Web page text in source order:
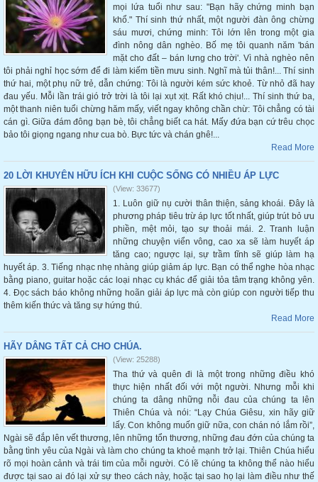
mọi lứa tuổi như sau: "Bạn hãy chứng minh bạn
khổ." Thí sinh thứ nhất, một người đàn ông chừng
sáu mươi, chứng minh: Tôi lớn lên trong một gia
đình nông dân nghèo. Bố mẹ tôi quanh năm 'bán
mặt cho đất – bán lưng cho trời'. Vì nhà nghèo nên
tôi phải nghỉ học sớm để đi làm kiếm tiền mưu sinh. Nghĩ mà tủi thân!... Thí sinh
thứ hai, một phụ nữ trẻ, dẫn chứng: Tôi là người kém sức khoẻ. Từ nhỏ đã hay
đau yếu. Mỗi lần trái gió trở trời là tôi lại xụt xịt. Rất khó chịu!... Thí sinh thứ ba,
một thanh niên tuổi chừng hăm mấy, viết ngay không chần chừ: Tôi chẳng có tài
cán gì. Giữa đám đông bạn bè, tôi chẳng biết ca hát. Mấy đứa bạn cứ trêu chọc
bảo tôi giọng ngang như cua bò. Bực tức và chán ghê!...
Read More
20 LỜI KHUYÊN HỮU ÍCH KHI CUỘC SỐNG CÓ NHIỀU ÁP LỰC
(View: 33677)
1. Luôn giữ nụ cười thân thiện, sảng khoái. Đây là
phương pháp tiêu trừ áp lực tốt nhất, giúp trút bỏ ưu
phiền, mệt mỏi, tạo sự thoải mái. 2. Tranh luận
những chuyện viển vông, cao xa sẽ làm huyết áp
tăng cao; ngược lại, sự trầm tĩnh sẽ giúp làm hạ
huyết áp. 3. Tiếng nhạc nhẹ nhàng giúp giảm áp lực. Bạn có thể nghe hòa nhạc
bằng piano, guitar hoặc các loại nhạc cụ khác để giải tỏa tâm trạng không yên.
4. Đọc sách báo không những hoãn giải áp lực mà còn giúp con người tiếp thu
thêm kiến thức và tăng sự hứng thú.
Read More
HÃY DÂNG TẤT CẢ CHO CHÚA.
(View: 25288)
Tha thứ và quên đi là một trong những điều khó
thực hiện nhất đối với một người. Nhưng mỗi khi
chúng ta dâng những nỗi đau của chúng ta lên
Thiên Chúa và nói: “Lạy Chúa Giêsu, xin hãy giữ
lấy. Con không muốn giữ nữa, con chán nó lắm rồi”,
Ngài sẽ đắp lên vết thương, lên những tổn thương, những đau đớn của chúng ta
bằng tình yêu của Ngài và làm cho chúng ta khoẻ mạnh trở lại. Thiên Chúa hiểu
rõ mọi hoàn cảnh và trái tim của mỗi người. Có lẽ chúng ta không thể nào hiểu
được tại sao ai đó lại xử sự theo cách này, hoặc tại sao họ lại làm điều như thế